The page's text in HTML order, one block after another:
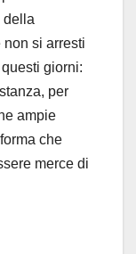
della
si arresti
giorni:
per
ampie
che
merce di